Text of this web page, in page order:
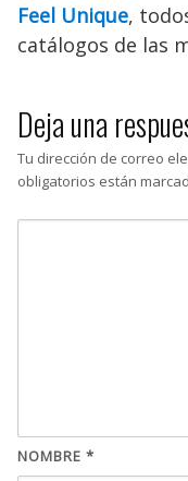
Feel Unique,
catálogos de las
Deja una
Tu dirección de correo
obligatorios están
NOMBRE *